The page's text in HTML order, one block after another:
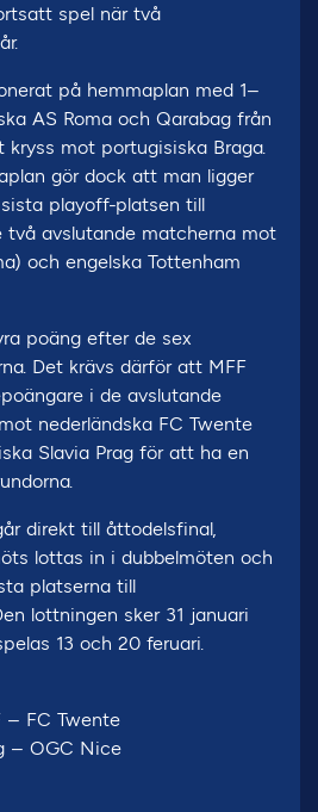
spel när två
på hemmaplan med 1–
AS Roma och Qarabag från
kryss mot portugisiska Braga.
gör dock att man ligger
playoff-platsen till
avslutande matcherna mot
och engelska Tottenham
poäng efter de sex
Det krävs därför att MFF
i de avslutande
nederländska FC Twente
Slavia Prag för att ha en
direkt till åttodelsfinal,
lottas in i dubbelmöten och
platserna till
lottningen sker 31 januari
13 och 20 feruari.
– FC Twente
– OGC Nice